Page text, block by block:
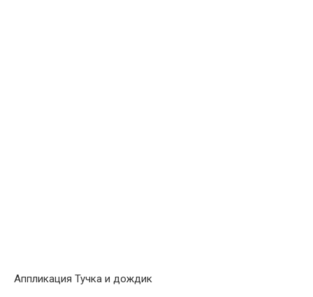
Аппликация Тучка и дождик